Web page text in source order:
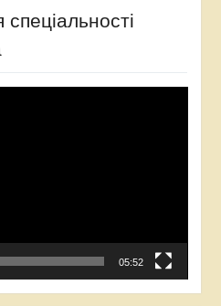
спеціальності
05:52